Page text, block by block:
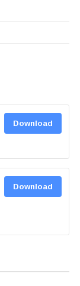
Download
Download